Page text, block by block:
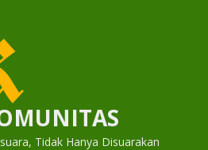
Tidak Hanya Disuarakan